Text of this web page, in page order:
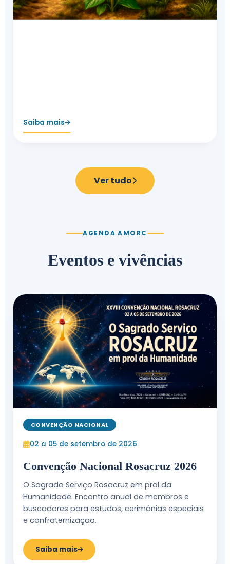
Saiba mais
Ver tudo
AGENDA AMORC
Eventos e vivências
CONVENÇÃO NACIONAL
02 a 05 de setembro de 2026
Convenção Nacional Rosacruz 2026
O Sagrado Serviço Rosacruz em prol da
Humanidade. Encontro anual de membros e
buscadores para estudos, cerimônias especiais
e confraternização.
Saiba mais